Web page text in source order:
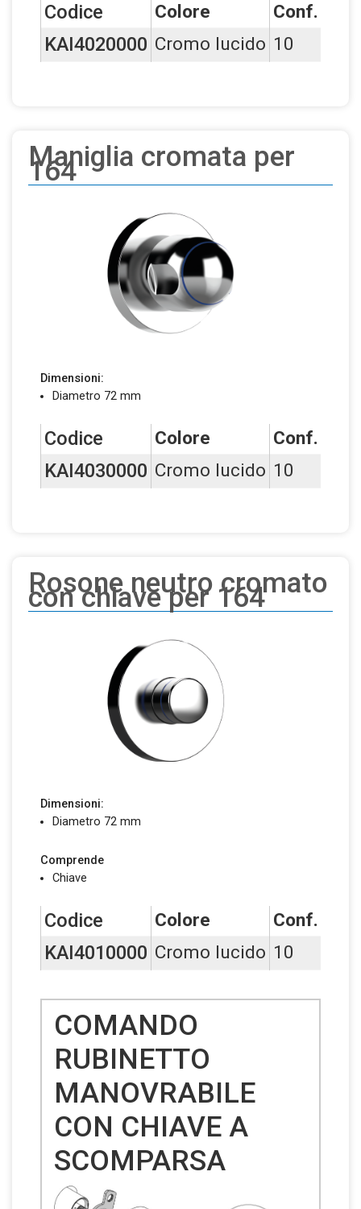
Codice Colore Conf.
KAI4020000 Cromo lucido 10
Maniglia cromata per
164
Dimensioni:
Diametro 72 mm
Codice Colore Conf.
KAI4030000 Cromo lucido 10
Rosone neutro cromato
con chiave per 164
Dimensioni:
Diametro 72 mm
Comprende
Chiave
Codice Colore Conf.
KAI4010000 Cromo lucido 10
COMANDO
RUBINETTO
MANOVRABILE
CON CHIAVE A
SCOMPARSA